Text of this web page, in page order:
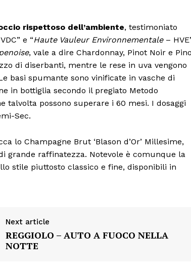
rispettoso dell’ambiente, testimoniato
e “Haute Vauleur Environnementale–
, vale a dire Chardonnay, Pinot Noir e
di diserbanti, mentre le rese in uva vengono
basi spumante sono vinificate in vasche di
in bottiglia secondo il pregiato Metodo
talvolta possono superare i 60 mesi. I dosaggi
Sec.
lo Champagne Brut ‘Blason d’Or’ Millesime,
grande raffinatezza. Notevole è comunque la
stile piuttosto classico e fine, disponibili in
Next article
REGGIOLO – AUTO A FUOCO NELLA
NOTTE